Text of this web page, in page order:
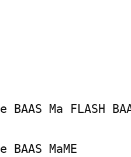
BAAS Ma
BAAS MaME